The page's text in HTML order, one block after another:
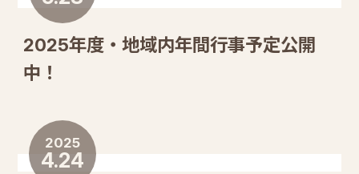
2025年度・地域内年間行事予定公開
中！
2025
4.24